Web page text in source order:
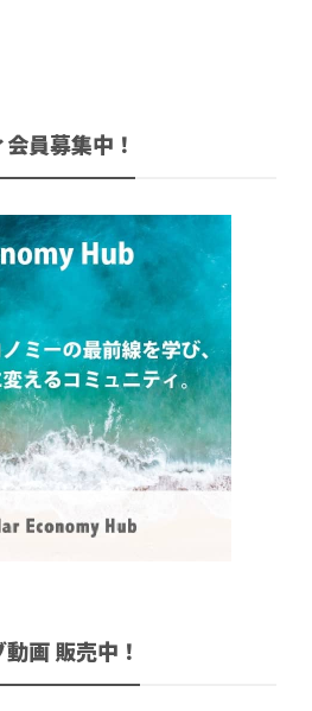
員募集中！
画 販売中！